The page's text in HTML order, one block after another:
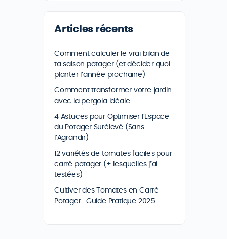
Articles récents
Comment calculer le vrai bilan de
ta saison potager (et décider quoi
planter l’année prochaine)
Comment transformer votre jardin
avec la pergola idéale
4 Astuces pour Optimiser l’Espace
du Potager Surélevé (Sans
l’Agrandir)
12 variétés de tomates faciles pour
carré potager (+ lesquelles j’ai
testées)
Cultiver des Tomates en Carré
Potager : Guide Pratique 2025